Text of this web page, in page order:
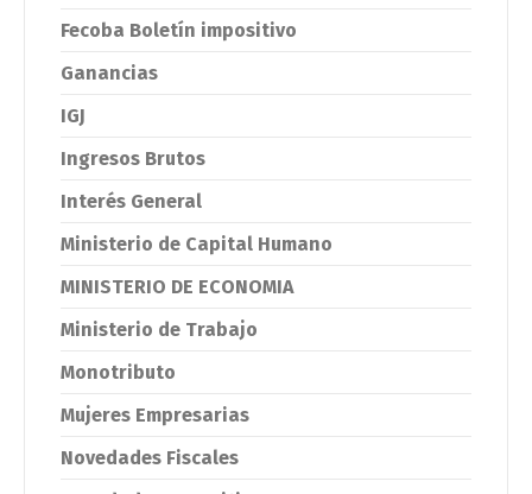
Fecoba Boletín impositivo
Ganancias
IGJ
Ingresos Brutos
Interés General
Ministerio de Capital Humano
MINISTERIO DE ECONOMIA
Ministerio de Trabajo
Monotributo
Mujeres Empresarias
Novedades Fiscales